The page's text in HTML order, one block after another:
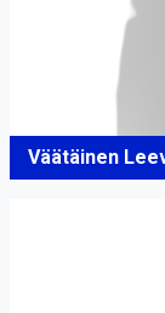
Väätäinen